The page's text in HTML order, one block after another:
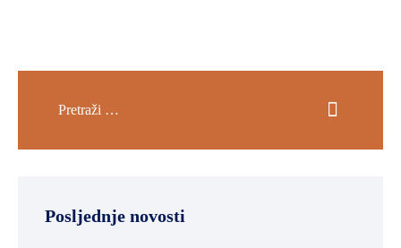
Posljednje novosti